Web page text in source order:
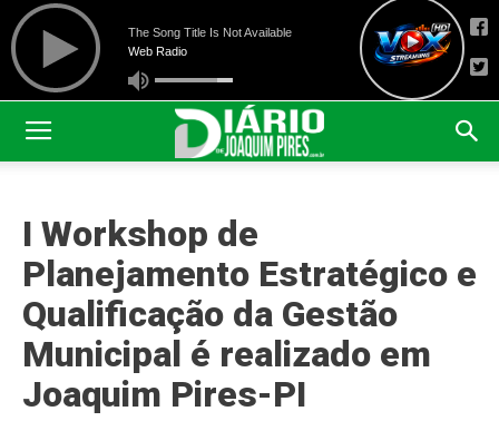
I Workshop de
Planejamento Estratégico e
Qualificação da Gestão
Municipal é realizado em
Joaquim Pires-PI